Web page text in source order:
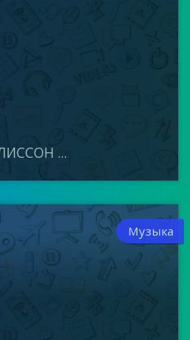
...
Музыка